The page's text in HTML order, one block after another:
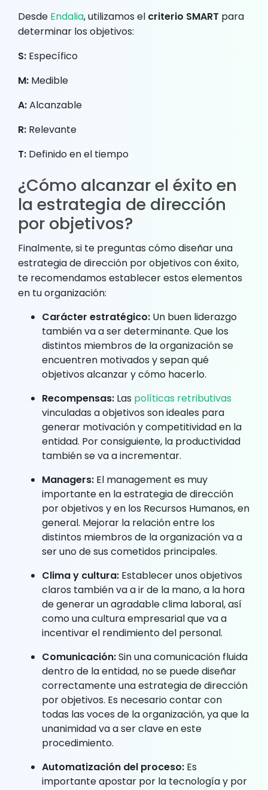
Desde Endalia, utilizamos el criterio SMART para
determinar los objetivos:
S: Específico
M: Medible
A:Alcanzable
R: Relevante
T: Definido en el tiempo
¿Cómo alcanzar el éxito en
la estrategia de dirección
por objetivos?
Finalmente, si te preguntas cómo diseñar una
estrategia de dirección por objetivos con éxito,
te recomendamos establecer estos elementos
en tu organización:
Carácter estratégico: Un buen liderazgo
también va a ser determinante. Que los
distintos miembros de la organización se
encuentren motivados y sepan qué
objetivos alcanzar y cómo hacerlo.
Recompensas: Las políticas retributivas
vinculadas a objetivos son ideales para
generar motivación y competitividad en la
entidad. Por consiguiente, la productividad
también se va a incrementar.
Managers: El management es muy
importante en la estrategia de dirección
por objetivos y en los Recursos Humanos, en
general. Mejorar la relación entre los
distintos miembros de la organización va a
ser uno de sus cometidos principales.
Clima y cultura: Establecer unos objetivos
claros también va a ir de la mano, a la hora
de generar un agradable clima laboral, así
como una cultura empresarial que va a
incentivar el rendimiento del personal.
Comunicación:Sin una comunicación fluida
dentro de la entidad, no se puede diseñar
correctamente una estrategia de dirección
por objetivos. Es necesario contar con
todas las voces de la organización, ya que la
unanimidad va a ser clave en este
procedimiento.
Automatización del proceso: Es
importante apostar por la tecnología y por